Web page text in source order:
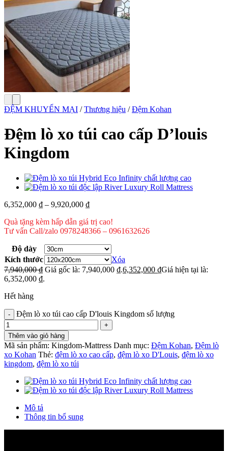
ĐỆM KHUYẾN MẠI / Thương hiệu / Đệm Kohan
Đệm lò xo túi cao cấp D’louis
Kingdom
6,352,000 ₫ – 9,920,000 ₫
Quà tặng kèm hấp dẫn giá trị cao!
Tư vấn Call/zalo 0978248366 – 0961632626
Độ dày
Kích thước
Xóa
7,940,000₫ Giá gốc là: 7,940,000 ₫.6,352,000 ₫Giá hiện tại là:
6,352,000 ₫.
Hết hàng
Đệm lò xo túi cao cấp D'louis Kingdom số lượng
Thêm vào giỏ hàng
Mã sản phẩm: Kingdom-Mattress Danh mục: Đệm Kohan, Đệm lò
xo Kohan Thẻ: đệm lò xo cao cấp, đệm lò xo D'Louis, đệm lò xo
kingdom, đệm lò xo túi
Mô tả
Thông tin bổ sung